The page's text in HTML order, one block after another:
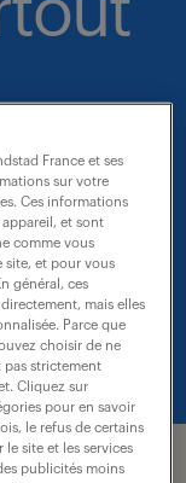
France et ses
sur votre
Ces informations
et sont
comme vous
site, et pour vous
général, ces
mais elles
Parce que
choisir de ne
pas strictement
Cliquez sur
pour en savoir
le refus de certains
site et les services
publicités moins